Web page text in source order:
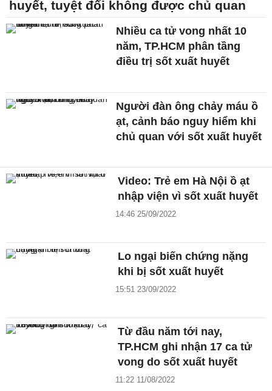
huyết, tuyệt đối không được chủ quan
Nhiều ca tử vong nhất 10
năm, TP.HCM phân tầng
điều trị sốt xuất huyết
Người đàn ông chảy máu ồ
ạt, cảnh báo nguy hiểm khi
chủ quan với sốt xuất huyết
Video: Trẻ em Hà Nội ồ ạt
nhập viện vì sốt xuất huyết
14:46 25/09/2022
Lo ngại biến chứng nặng
khi bị sốt xuất huyết
15:51 23/09/2022
Từ đầu năm tới nay,
TP.HCM ghi nhận 17 ca tử
vong do sốt xuất huyết
11:22 11/08/2022